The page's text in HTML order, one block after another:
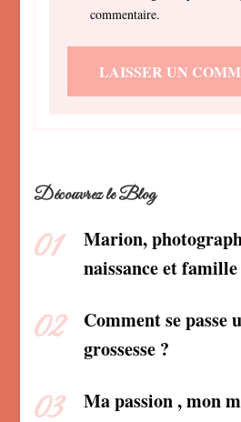
commentaire.
Découvrez le Blog
Marion,
naissance et
Comment se passe
grossesse ?
Ma passion , mon